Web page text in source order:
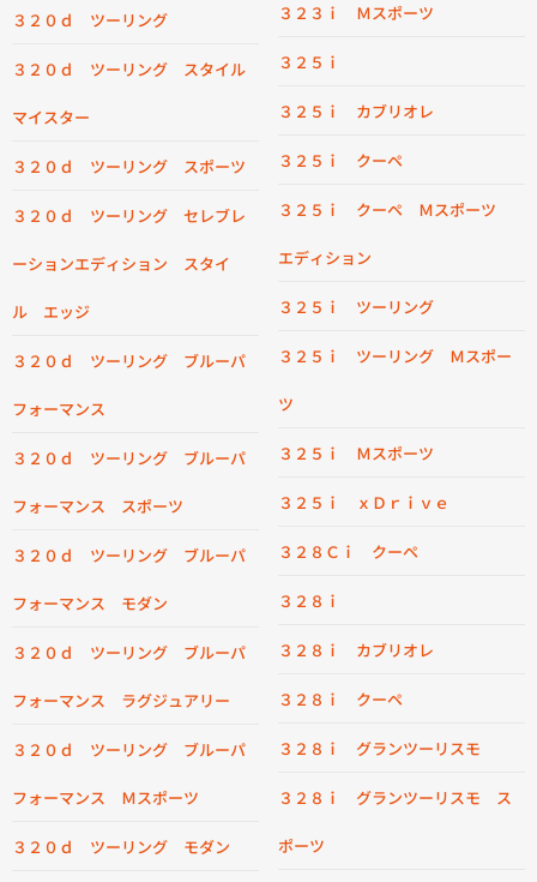
３２０ｄ ツーリング
３２０ｄ ツーリング スタイル
マイスター
３２０ｄ ツーリング スポーツ
３２０ｄ ツーリング セレブレ
ーションエディション スタイ
ル エッジ
３２０ｄ ツーリング ブルーパ
フォーマンス
３２０ｄ ツーリング ブルーパ
フォーマンス スポーツ
３２０ｄ ツーリング ブルーパ
フォーマンス モダン
３２０ｄ ツーリング ブルーパ
フォーマンス ラグジュアリー
３２０ｄ ツーリング ブルーパ
フォーマンス Ｍスポーツ
３２０ｄ ツーリング モダン
３２３ｉ Ｍスポーツ
３２５ｉ
３２５ｉ カブリオレ
３２５ｉ クーペ
３２５ｉ クーペ Ｍスポーツ
エディション
３２５ｉ ツーリング
３２５ｉ ツーリング Ｍスポー
ツ
３２５ｉ Ｍスポーツ
３２５ｉ ｘＤｒｉｖｅ
３２８Ｃｉ クーペ
３２８ｉ
３２８ｉ カブリオレ
３２８ｉ クーペ
３２８ｉ グランツーリスモ
３２８ｉ グランツーリスモ ス
ポーツ